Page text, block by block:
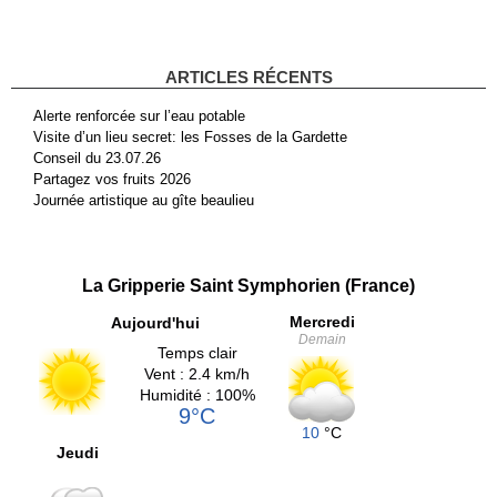
ARTICLES RÉCENTS
Alerte renforcée sur l’eau potable
Visite d’un lieu secret: les Fosses de la Gardette
Conseil du 23.07.26
Partagez vos fruits 2026
Journée artistique au gîte beaulieu
La Gripperie Saint Symphorien (France)
Aujourd'hui
Temps clair
Vent : 2.4 km/h
Humidité : 100%
9°C
Mercredi
Demain
10 °C
Jeudi